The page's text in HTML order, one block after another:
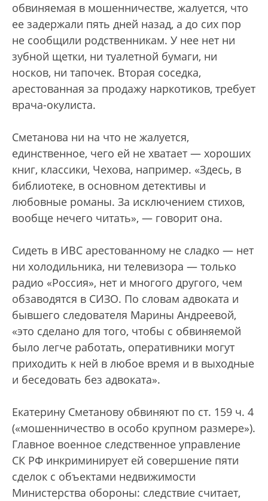
обвиняемая в мошенничестве, жалуется, что
ее задержали пять дней назад, а до сих пор
не сообщили родственникам. У нее нет ни
зубной щетки, ни туалетной бумаги, ни
носков, ни тапочек. Вторая соседка,
арестованная за продажу наркотиков, требует
врача-окулиста.
Сметанова ни на что не жалуется,
единственное, чего ей не хватает — хороших
книг, классики, Чехова, например. «Здесь, в
библиотеке, в основном детективы и
любовные романы. За исключением стихов,
вообще нечего читать», — говорит она.
Сидеть в ИВС арестованному не сладко — нет
ни холодильника, ни телевизора — только
радио «Россия», нет и многого другого, чем
обзаводятся в СИЗО. По словам адвоката и
бывшего следователя Марины Андреевой,
«это сделано для того, чтобы с обвиняемой
было легче работать, оперативники могут
приходить к ней в любое время и в выходные
и беседовать без адвоката».
Екатерину Сметанову обвиняют по ст. 159 ч. 4
(«мошенничество в особо крупном размере»).
Главное военное следственное управление
СК РФ инкриминирует ей совершение пяти
сделок с объектами недвижимости
Министерства обороны: следствие считает,